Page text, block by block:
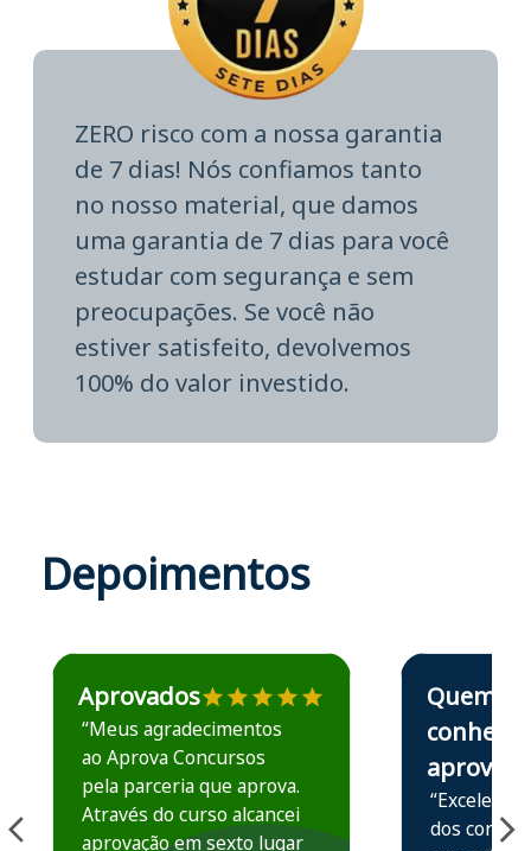
ZERO risco com a nossa garantia
de 7 dias! Nós confiamos tanto
no nosso material, que damos
uma garantia de 7 dias para você
estudar com segurança e sem
preocupações. Se você não
estiver satisfeito, devolvemos
100% do valor investido.
Depoimentos
Estudante José recomenda o Aprova Concursos em
Aprovados
“Meus agradecimentos
ao Aprova Concursos
pela parceria que aprova.
Através do curso alcancei
aprovação em sexto lugar
Estudante Elais
Quem
conhece,
aprova
“Excelente
dos